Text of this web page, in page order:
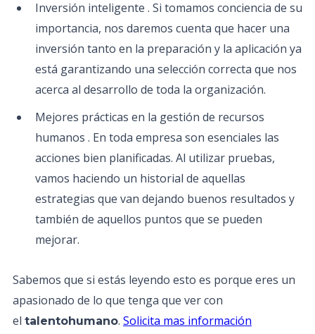
Inversión inteligente . Si tomamos conciencia de su
importancia, nos daremos cuenta que hacer una
inversión tanto en la preparación y la aplicación ya
está garantizando una selección correcta que nos
acerca al desarrollo de toda la organización.
Mejores prácticas en la gestión de recursos
humanos . En toda empresa son esenciales las
acciones bien planificadas. Al utilizar pruebas,
vamos haciendo un historial de aquellas
estrategias que van dejando buenos resultados y
también de aquellos puntos que se pueden
mejorar.
Sabemos que si estás leyendo esto es porque eres un
apasionado de lo que tenga que ver con
el talentohumano. Solicita mas información